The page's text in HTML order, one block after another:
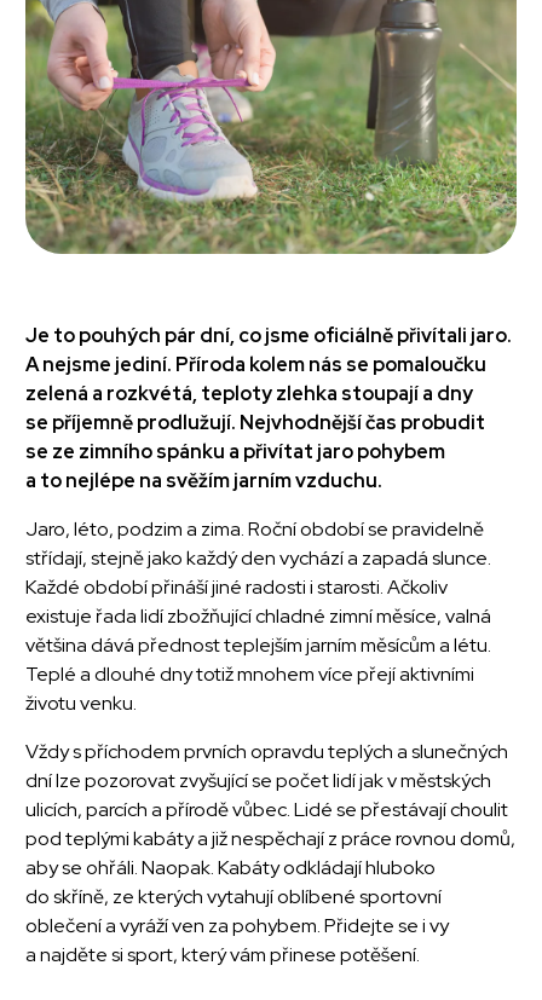
Je to pouhých pár dní, co jsme oficiálně přivítali jaro.
A nejsme jediní. Příroda kolem nás se pomaloučku
zelená a rozkvétá, teploty zlehka stoupají a dny
se příjemně prodlužují. Nejvhodnější čas probudit
se ze zimního spánku a přivítat jaro pohybem
a to nejlépe na svěžím jarním vzduchu.
Jaro, léto, podzim a zima. Roční období se pravidelně
střídají, stejně jako každý den vychází a zapadá slunce.
Každé období přináší jiné radosti i starosti. Ačkoliv
existuje řada lidí zbožňující chladné zimní měsíce, valná
většina dává přednost teplejším jarním měsícům a létu.
Teplé a dlouhé dny totiž mnohem více přejí aktivními
životu venku.
Vždy s příchodem prvních opravdu teplých a slunečných
dní lze pozorovat zvyšující se počet lidí jak v městských
ulicích, parcích a přírodě vůbec. Lidé se přestávají choulit
pod teplými kabáty a již nespěchají z práce rovnou domů,
aby se ohřáli. Naopak. Kabáty odkládají hluboko
do skříně, ze kterých vytahují oblíbené sportovní
oblečení a vyráží ven za pohybem. Přidejte se i vy
a najděte si sport, který vám přinese potěšení.